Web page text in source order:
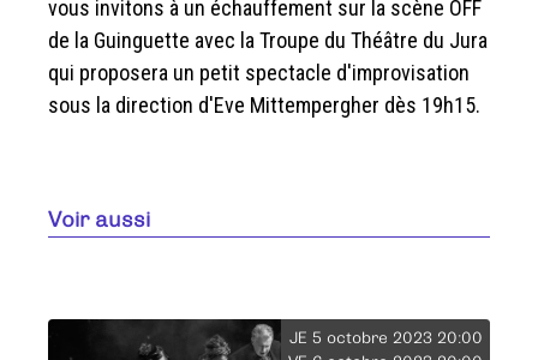
vous invitons à un échauffement sur la scène OFF
de la Guinguette avec la Troupe du Théâtre du Jura
qui proposera un petit spectacle d'improvisation
sous la direction d'Eve Mittempergher dès 19h15.
Voir aussi
JE 5 octobre 2023 20:00